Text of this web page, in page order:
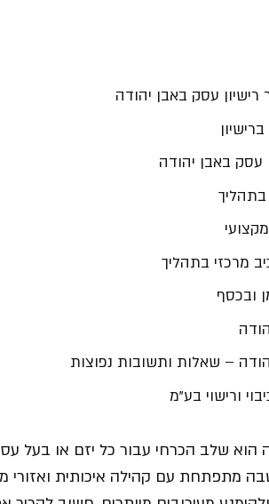
עסק באבן יהודה
עסק באבן יהודה
מרכזי בתהליך
ובכסף
– שאלות ותשובות נפוצות
ורישוי בע”מ
הוא שלב הכרחי עבור כל יזם או בעל
מתפתחת עם קהילה איכותית